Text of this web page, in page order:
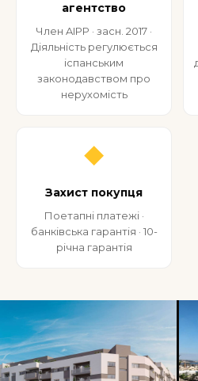
агентство
Член AIPP · засн. 2017 ·
Діяльність регулюється
іспанським
законодавством про
нерухомість
◆
Захист покупця
Поетапні платежі ·
банківська гарантія · 10-
річна гарантія